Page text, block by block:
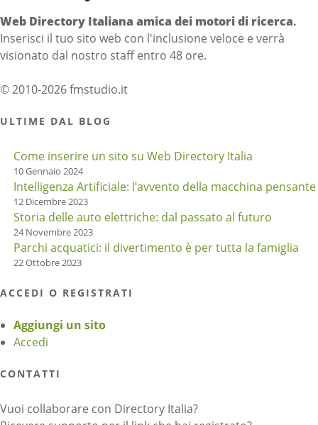
Web Directory Italiana amica dei motori di ricerca.
Inserisci il tuo sito web con l'inclusione veloce e verrà
visionato dal nostro staff entro 48 ore.
© 2010-2026 fmstudio.it
ULTIME DAL BLOG
Come inserire un sito su Web Directory Italia
10 Gennaio 2024
Intelligenza Artificiale: l’avvento della macchina pensante
12 Dicembre 2023
Storia delle auto elettriche: dal passato al futuro
24 Novembre 2023
Parchi acquatici: il divertimento è per tutta la famiglia
22 Ottobre 2023
ACCEDI O REGISTRATI
Aggiungi un sito
Accedi
CONTATTI
Vuoi collaborare con Directory Italia?